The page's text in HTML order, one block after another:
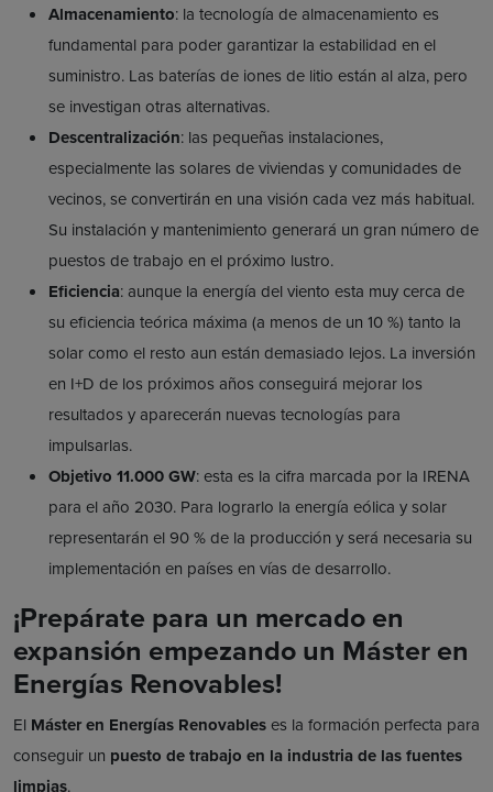
Almacenamiento: la tecnología de almacenamiento es
fundamental para poder garantizar la estabilidad en el
suministro. Las baterías de iones de litio están al alza, pero
se investigan otras alternativas.
Descentralización: las pequeñas instalaciones,
especialmente las solares de viviendas y comunidades de
vecinos, se convertirán en una visión cada vez más habitual.
Su instalación y mantenimiento generará un gran número de
puestos de trabajo en el próximo lustro.
Eficiencia: aunque la energía del viento esta muy cerca de
su eficiencia teórica máxima (a menos de un 10 %) tanto la
solar como el resto aun están demasiado lejos. La inversión
en I+D de los próximos años conseguirá mejorar los
resultados y aparecerán nuevas tecnologías para
impulsarlas.
Objetivo 11.000 GW: esta es la cifra marcada por la IRENA
para el año 2030. Para lograrlo la energía eólica y solar
representarán el 90 % de la producción y será necesaria su
implementación en países en vías de desarrollo.
¡Prepárate para un mercado en
expansión empezando un Máster en
Energías Renovables!
El Máster en Energías Renovableses la formación perfecta para
conseguir un puesto de trabajo en la industria de las fuentes
limpias.